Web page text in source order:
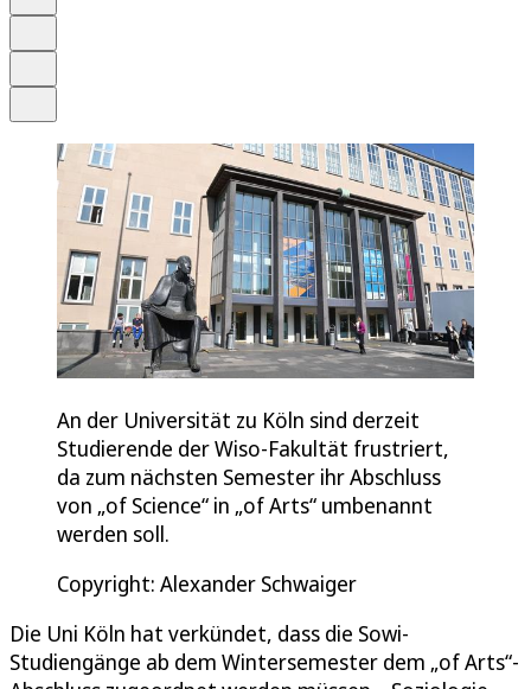
An der Universität zu Köln sind derzeit
Studierende der Wiso-Fakultät frustriert,
da zum nächsten Semester ihr Abschluss
von „of Science“ in „of Arts“ umbenannt
werden soll.
Copyright: Alexander Schwaiger
Die Uni Köln hat verkündet, dass die Sowi-
Studiengänge ab dem Wintersemester dem „of Arts“-